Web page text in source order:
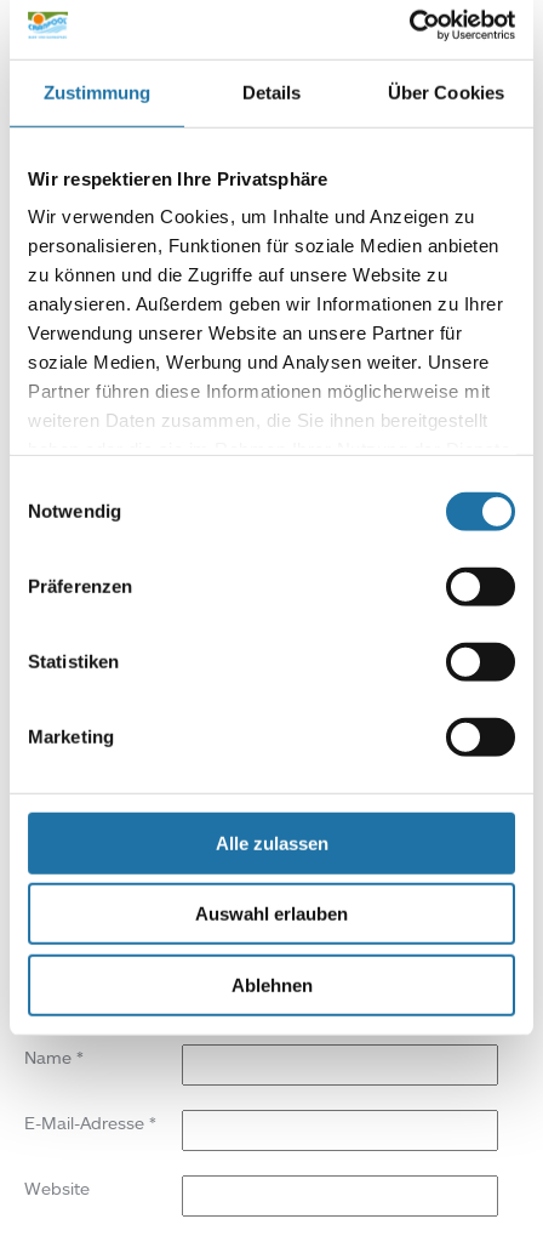
Zustimmung Details Über Cookies
Wir respektieren Ihre Privatsphäre
Wir verwenden Cookies, um Inhalte und Anzeigen zu
personalisieren, Funktionen für soziale Medien anbieten
zu können und die Zugriffe auf unsere Website zu
analysieren. Außerdem geben wir Informationen zu Ihrer
Verwendung unserer Website an unsere Partner für
soziale Medien, Werbung und Analysen weiter. Unsere
Partner führen diese Informationen möglicherweise mit
weiteren Daten zusammen, die Sie ihnen bereitgestellt
unsererDatenschutzerklärung
Notwendig
Präferenzen
Statistiken
Marketing
Alle zulassen
Auswahl erlauben
Ablehnen
Die ÖVS-Messe und der Pooldialog 2026 zeigten eindrucksvoll,
Information und eine klare strategische Ausrichtung für die
Zukunft der österreichischen Schwimmbadwirtschaft sind.
Der
Österreichische Verband der Schwimmbadwirtschaft
ist die Interessenvertretung der österreichischen
Schwimmbadbranche und engagiert sich für Qualität,
Sicherheit, Aus- und Weiterbildung sowie nachhaltige
Standards.
Infoline:
AT: 0810 / 200 140
DE: 089 / 451 08 93
Name *
E-Mail-Adresse *
Website